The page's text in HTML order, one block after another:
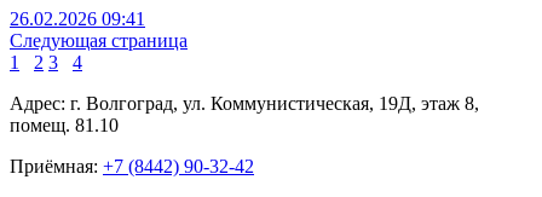
26.02.2026 09:41
Следующая страница
1
2 3
4
Адрес: г. Волгоград, ул. Коммунистическая, 19Д, этаж 8,
помещ. 81.10
Приёмная: +7 (8442) 90-32-42